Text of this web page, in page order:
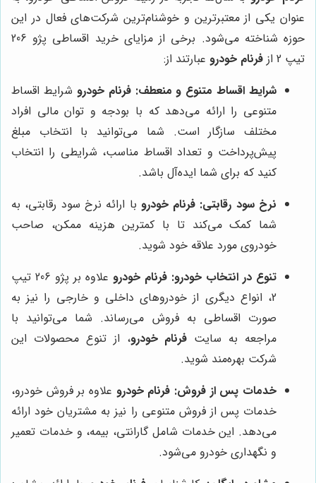
عنوان یکی از معتبرترین و خوشنام‌ترین شرکت‌های فعال در این
حوزه شناخته می‌شود. برخی از مزایای خرید اقساطی پژو 206
تیپ 2 از
فرنام خودرو عبارتند از:
شرایط اقساط متنوع و منعطف: فرنام خودرو شرایط اقساط
متنوعی را ارائه می‌دهد که با بودجه و توان مالی افراد
مختلف سازگار است. شما می‌توانید با انتخاب مبلغ
پیش‌پرداخت و تعداد اقساط مناسب، شرایطی را انتخاب
کنید که برای شما ایده‌آل باشد.
نرخ سود رقابتی: فرنام خودرو با ارائه نرخ سود رقابتی، به
شما کمک می‌کند تا با کمترین هزینه ممکن، صاحب
خودروی مورد علاقه خود شوید.
تنوع در انتخاب خودرو: فرنام خودرو
علاوه بر پژو 206 تیپ
2، انواع دیگری از خودروهای داخلی و خارجی را نیز به
صورت اقساطی به فروش می‌رساند. شما می‌توانید با
مراجعه به سایت فرنام خودرو، از تنوع محصولات این
شرکت بهره‌مند شوید.
خدمات پس از فروش: فرنام خودرو علاوه بر فروش خودرو،
خدمات پس از فروش متنوعی را نیز به مشتریان خود ارائه
می‌دهد. این خدمات شامل گارانتی، بیمه، و خدمات تعمیر
و نگهداری خودرو می‌شود.